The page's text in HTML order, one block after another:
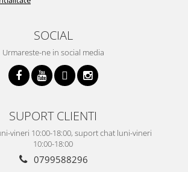
SOCIAL
Urmareste-ne in social media
SUPORT CLIENTI
vineri 10:00-18:00, suport chat luni-vineri
10:00-18:00
0799588296